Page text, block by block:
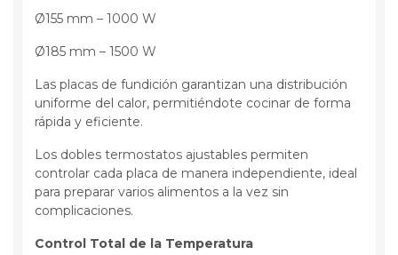
Ø155 mm – 1000 W
Ø185 mm – 1500 W
Las placas de fundición garantizan una distribución
uniforme del calor, permitiéndote cocinar de forma
rápida y eficiente.
Los dobles termostatos ajustables permiten
controlar cada placa de manera independiente, ideal
para preparar varios alimentos a la vez sin
complicaciones.
Control Total de la Temperatura